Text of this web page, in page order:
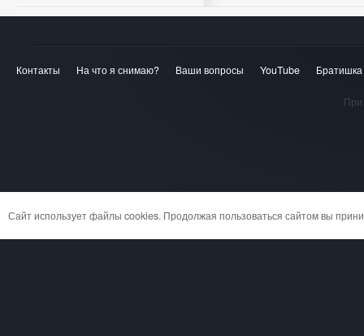
Контакты На что я снимаю? Ваши вопросы YouTube
При
Сайт использует файлы cookies. Продолжая пользоваться сайтом вы